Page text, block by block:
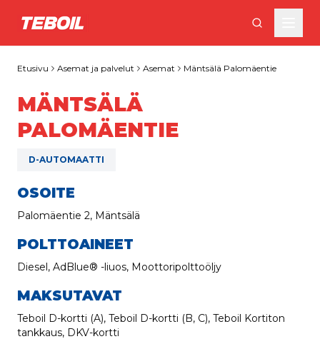
Siirry pääsisältöön
Etusivu Asemat ja palvelut Asemat Mäntsälä Palomäentie
MÄNTSÄLÄ
PALOMÄENTIE
D-AUTOMAATTI
OSOITE
Palomäentie 2, Mäntsälä
POLTTOAINEET
Diesel, AdBlue® -liuos, Moottoripolttoöljy
MAKSUTAVAT
Teboil D-kortti (A), Teboil D-kortti (B, C), Teboil Kortiton
tankkaus, DKV-kortti